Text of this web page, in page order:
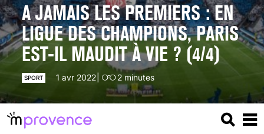
A JAMAIS LES PREMIERS : EN
LIGUE DES CHAMPIONS, PARIS
EST-IL MAUDIT À VIE ? (4/4)
SPORT 1 avr 2022 2 minutes